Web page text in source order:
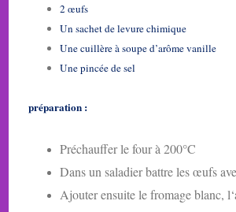
2 œufs
Un sachet de levure chimique
Une cuillère à soupe d’arôme vanille
Une pincée de sel
préparation :
Préchauffer le four à 200°C
Dans un saladier battre les œufs
Ajouter ensuite le fromage blanc,